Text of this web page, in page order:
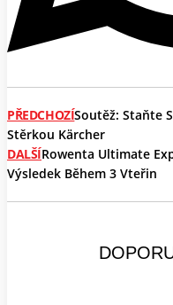
PŘEDCHOZÍSoutěž: Staňte
Stěrkou Kärcher
DALŠÍRowenta Ultimate
Výsledek Během 3 Vteřin